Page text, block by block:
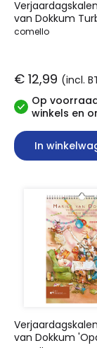
van Dokkum
comello
€ 12,99 (incl.
Op
winkels en
In
van Dokkum